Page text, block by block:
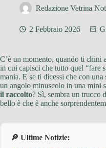
Redazione Vetrina
2 Febbraio 2026
C’è un momento, quando ti chini
in cui capisci che tutto quel “fare
mania. E se ti dicessi che con
un angolo minuscolo in una mini
il raccolto? Sì, sembra un trucco
bello è che è anche
🔎 Ultime Notizie: